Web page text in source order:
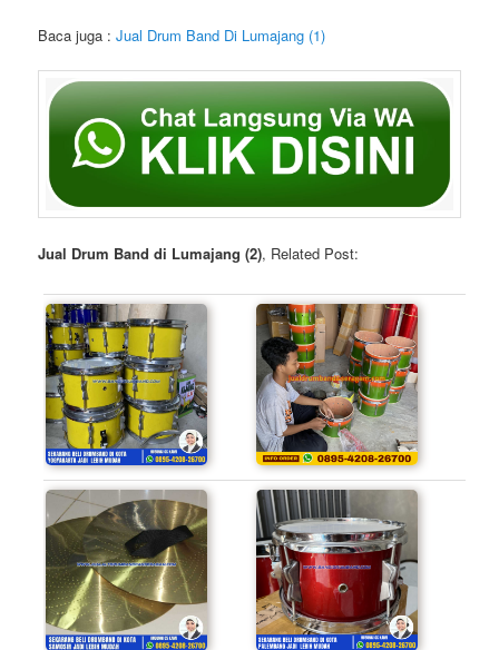
Baca juga :Jual Drum Band Di Lumajang (1)
Jual Drum Band di Lumajang (2), Related Post: